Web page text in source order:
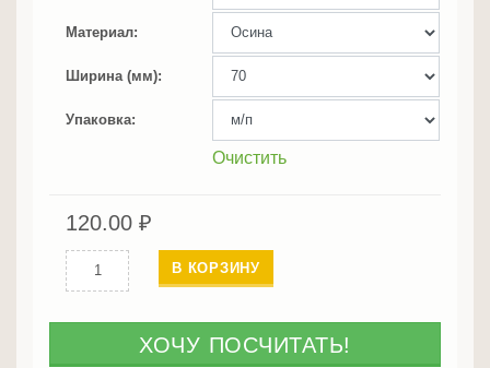
Материал
Ширина (мм)
Упаковка
Очистить
120.00 ₽
Количество
Наличник
В КОРЗИНУ
ХОЧУ ПОСЧИТАТЬ!